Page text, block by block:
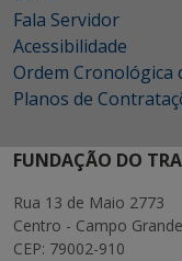
Fala Servidor
Acessibilidade
Ordem Cronológica
Planos de
FUNDAÇÃO DO
Rua 13 de Maio 2773
Centro - Campo
CEP: 79002-910